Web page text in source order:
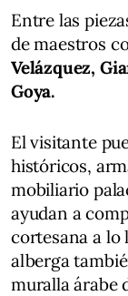
Entre las
de maestros
Velázquez,
Goya.
El visitante
históricos,
mobiliario
ayudan a
cortesana a lo
alberga
muralla árabe